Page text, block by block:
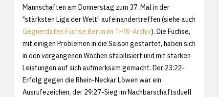
Mannschaften am Donnerstag zum 37. Mal in der
"stärksten Liga der Welt" aufeinandertreffen (siehe auch
Gegnerdaten Füchse Berlin im THW-Archiv). Die Füchse,
mit einigen Problemen in die Saison gestartet, haben sich
in den vergangenen Wochen stabilisiert und mit starken
Leistungen auf sich aufmerksam gemacht. Der 23:22-
Erfolg gegen die Rhein-Neckar Löwen war ein
Ausrufezeichen, der 29:27-Sieg im Nachbarschaftsduell